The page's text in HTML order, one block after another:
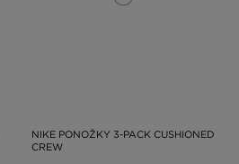
NIKE PONOŽKY 3-PACK CUSHIONED
CREW